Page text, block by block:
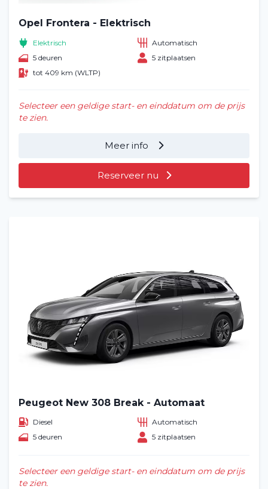
Opel Frontera - Elektrisch
Elektrisch
Automatisch
5 deuren
5 zitplaatsen
tot 409 km (WLTP)
Selecteer een geldige start- en einddatum om de prijs
te zien.
Meer info
Reserveer nu
Peugeot New 308 Break - Automaat
Diesel
Automatisch
5 deuren
5 zitplaatsen
Selecteer een geldige start- en einddatum om de prijs
te zien.